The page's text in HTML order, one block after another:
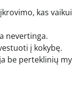
kas
nevertinga.
į kokybę.
be perteklinių